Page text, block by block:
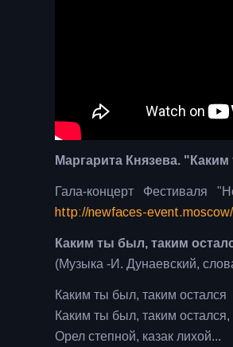
Маргарита Князева.
Гала-концерт Фестиваля
http://newfaces-
Каким ты был, таким
(Музыка -И. Дунаевский,
Каким ты был, таким остался
Каким ты был, таким остался,
Орел степной, казак лихой...